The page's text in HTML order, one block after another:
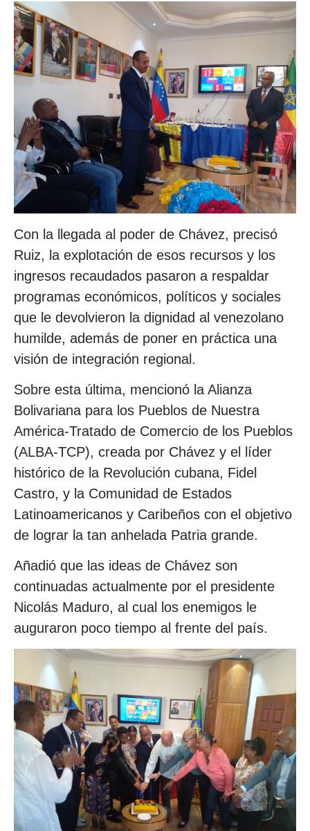
Con la llegada al poder de Chávez, precisó
Ruiz, la explotación de esos recursos y los
ingresos recaudados pasaron a respaldar
programas económicos, políticos y sociales
que le devolvieron la dignidad al venezolano
humilde, además de poner en práctica una
visión de integración regional.
Sobre esta última, mencionó la Alianza
Bolivariana para los Pueblos de Nuestra
América-Tratado de Comercio de los Pueblos
(ALBA-TCP), creada por Chávez y el líder
histórico de la Revolución cubana, Fidel
Castro, y la Comunidad de Estados
Latinoamericanos y Caribeños con el objetivo
de lograr la tan anhelada Patria grande.
Añadió que las ideas de Chávez son
continuadas actualmente por el presidente
Nicolás Maduro, al cual los enemigos le
auguraron poco tiempo al frente del país.